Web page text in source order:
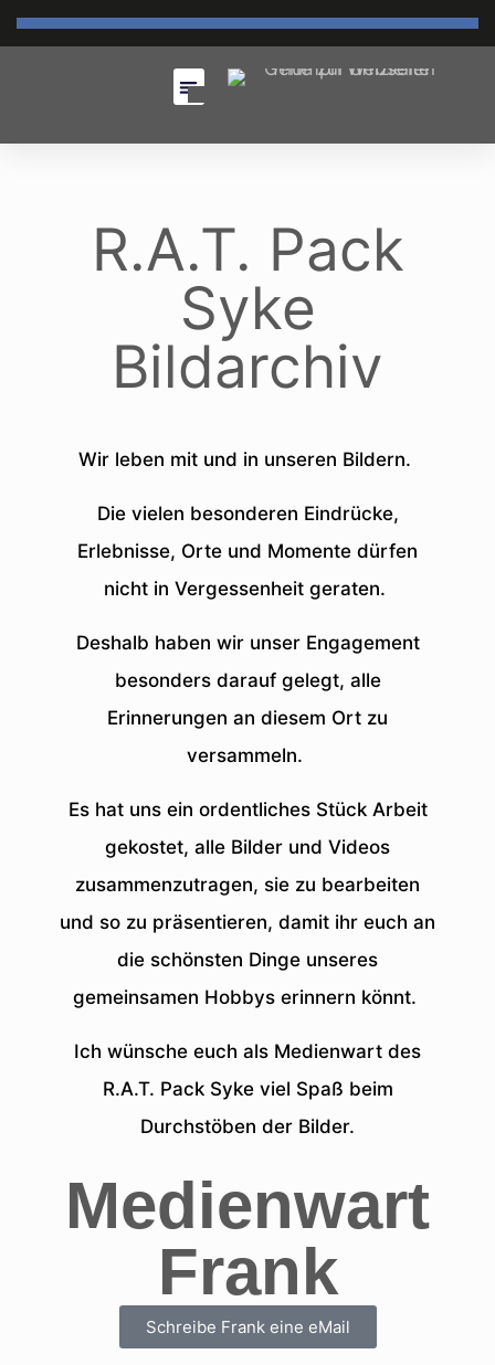
R.A.T. Pack
Syke
Bildarchiv
Wir leben mit und in unseren Bildern.
Die vielen besonderen Eindrücke,
Erlebnisse, Orte und Momente dürfen
nicht in Vergessenheit geraten.
Deshalb haben wir unser Engagement
besonders darauf gelegt, alle
Erinnerungen an diesem Ort zu
versammeln.
Es hat uns ein ordentliches Stück Arbeit
gekostet, alle Bilder und Videos
zusammenzutragen, sie zu bearbeiten
und so zu präsentieren, damit ihr euch an
die schönsten Dinge unseres
gemeinsamen Hobbys erinnern könnt.
Ich wünsche euch als Medienwart des
R.A.T. Pack Syke viel Spaß beim
Durchstöben der Bilder.
Medienwart
Frank
Schreibe Frank eine eMail